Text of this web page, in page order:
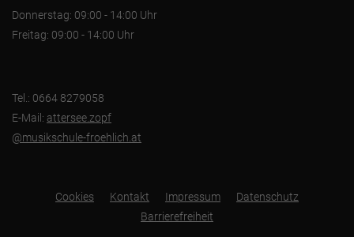
Donnerstag: 09:00 - 14:00 Uhr
Freitag: 09:00 - 14:00 Uhr
Tel.: 0664 8279058
E-Mail: attersee.zopf
@musikschule-froehlich.at
Cookies Kontakt Impressum
Datenschutz
Barrierefreiheit